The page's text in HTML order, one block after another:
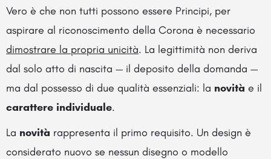
Vero è che non tutti possono essere Principi, per
aspirare al riconoscimento della Corona è necessario
dimostrare la propria unicità. La legittimità non deriva
dal solo atto di nascita — il deposito della domanda —
ma dal possesso di due qualità essenziali: la novità e il
carattere individuale.
La novità rappresenta il primo requisito. Un design è
considerato nuovo se nessun disegno o modello